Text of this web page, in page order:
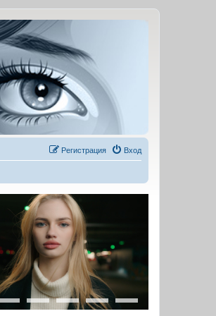
Вход
Регистрация